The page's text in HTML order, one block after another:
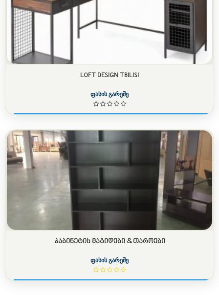
LOFT DESIGN TBILISI
ფასის გარეშე
ᲙᲐᲑᲘᲜᲔᲢᲘᲡ ᲛᲐᲒᲘᲓᲔᲑᲘ & ᲗᲐᲠᲝᲔᲑᲘ
ფასის გარეშე